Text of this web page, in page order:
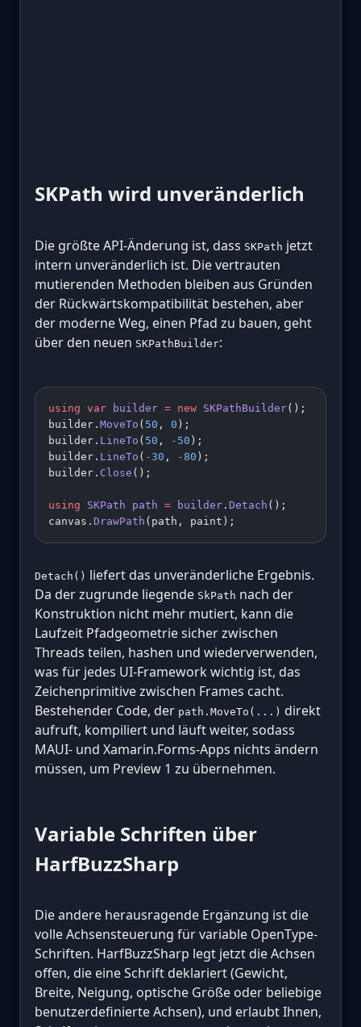
SKPath wird unveränderlich
Die größte API-Änderung ist, dass SKPath jetzt
intern unveränderlich ist. Die vertrauten
mutierenden Methoden bleiben aus Gründen
der Rückwärtskompatibilität bestehen, aber
der moderne Weg, einen Pfad zu bauen, geht
über den neuen SKPathBuilder:
using var builder = new SKPathBuilder();
builder. MoveTo ( 50 , 0 );
builder. LineTo ( 50 , - 50 );
builder. LineTo ( -30 , -80 );
builder. Close ();
using SKPath path = builder . Detach ();
canvas. DrawPath (path, paint);
Detach() liefert das unveränderliche Ergebnis.
Da der zugrunde liegende SkPath nach der
Konstruktion nicht mehr mutiert, kann die
Laufzeit Pfadgeometrie sicher zwischen
Threads teilen, hashen und wiederverwenden,
was für jedes UI-Framework wichtig ist, das
Zeichenprimitive zwischen Frames cacht.
Bestehender Code, der path.MoveTo(...) direkt
aufruft, kompiliert und läuft weiter, sodass
MAUI- und Xamarin.Forms-Apps nichts ändern
müssen, um Preview 1 zu übernehmen.
Variable Schriften über
HarfBuzzSharp
Die andere herausragende Ergänzung ist die
volle Achsensteuerung für variable OpenType-
Schriften. HarfBuzzSharp legt jetzt die Achsen
offen, die eine Schrift deklariert (Gewicht,
Breite, Neigung, optische Größe oder beliebige
benutzerdefinierte Achsen), und erlaubt Ihnen,